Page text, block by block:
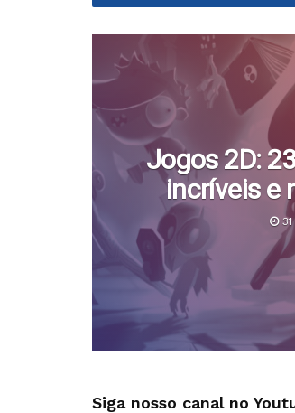
Jogos 2D:
incríveis e
31
Siga nosso canal no